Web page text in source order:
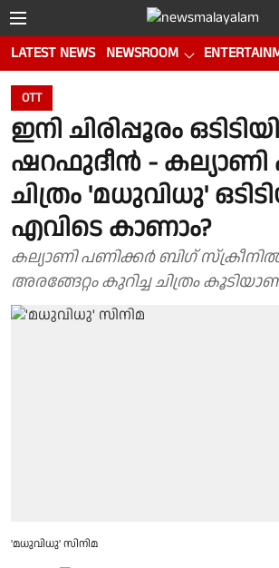
LATEST NEWS NEWSROOM
OTT
ഇനി ചിരിപ്പൂരം
ഷറഫുദീൻ - കല്യാണി
ചിത്രം 'മധുവിധു'
എവിടെ കാണാം?
കല്യാണി പണിക്കർ ബിഗ്
അരങ്ങേറ്റം കുറിച്ച ചിത്രം
'മധുവിധു' സിനിമ